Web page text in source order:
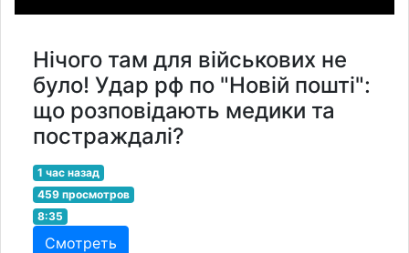
Нічого там для військових не
було! Удар рф по "Новій пошті":
що розповідають медики та
постраждалі?
1 час назад
459 просмотров
8:35
Смотреть